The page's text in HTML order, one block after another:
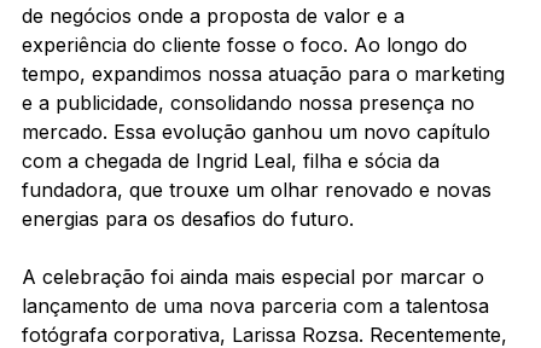
de negócios onde a proposta de valor e a
experiência do cliente fosse o foco. Ao longo do
tempo, expandimos nossa atuação para o marketing
e a publicidade, consolidando nossa presença no
mercado. Essa evolução ganhou um novo capítulo
com a chegada de Ingrid Leal, filha e sócia da
fundadora, que trouxe um olhar renovado e novas
energias para os desafios do futuro.
A celebração foi ainda mais especial por marcar o
lançamento de uma nova parceria com a talentosa
fotógrafa corporativa, Larissa Rozsa. Recentemente,